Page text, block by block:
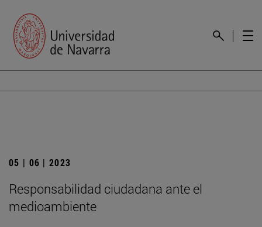
05 | 06 | 2023
Responsabilidad ciudadana ante el
medioambiente